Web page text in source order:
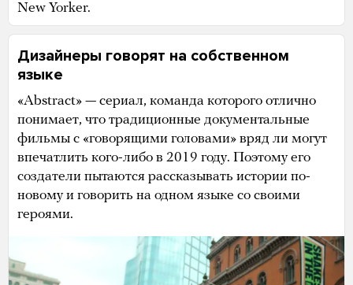
New Yorker.
Дизайнеры говорят на собственном
языке
«Abstract» — сериал, команда которого отлично
понимает, что традиционные документальные
фильмы с «говорящими головами» вряд ли могут
впечатлить кого-либо в 2019 году. Поэтому его
создатели пытаются рассказывать истории по-
новому и говорить на одном языке со своими
героями.